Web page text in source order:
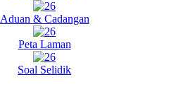
Aduan & Cadangan
Peta Laman
Soal Selidik